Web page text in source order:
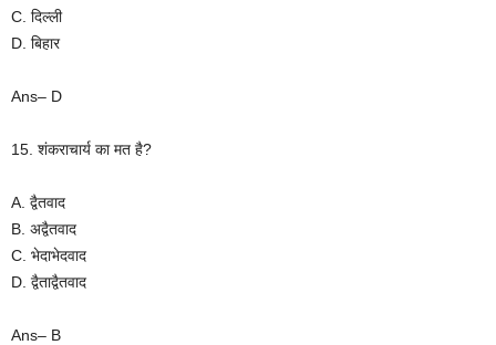
C. दिल्ली
D. बिहार
Ans– D
15. शंकराचार्य का मत है?
A. द्वैतवाद
B. अद्वैतवाद
C. भेदाभेदवाद
D. द्वैताद्वैतवाद
Ans– B